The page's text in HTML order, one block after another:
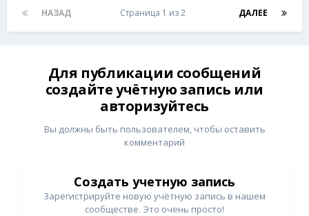
НАЗАД ДАЛЕЕ
Страница 1 из 2
Для публикации сообщений
создайте учётную запись или
авторизуйтесь
Вы должны быть пользователем, чтобы оставить
комментарий
Создать учетную запись
Зарегистрируйте новую учётную запись в нашем
сообществе. Это очень просто!